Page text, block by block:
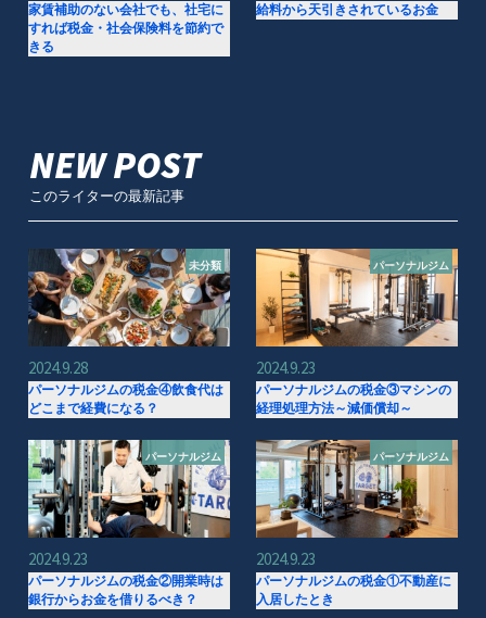
家賃補助のない会社でも、社宅に
すれば税金・社会保険料を節約で
きる
給料から天引きされているお金
NEW POST
このライターの最新記事
未分類
2024.9.28
パーソナルジムの税金④飲食代は
どこまで経費になる？
パーソナルジム
2024.9.23
パーソナルジムの税金③マシンの
経理処理方法～減価償却～
パーソナルジム
2024.9.23
パーソナルジムの税金②開業時は
銀行からお金を借りるべき？
パーソナルジム
2024.9.23
パーソナルジムの税金①不動産に
入居したとき